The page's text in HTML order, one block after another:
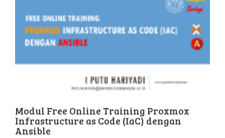
Modul Free Online Training Proxmox
Infrastructure as Code (IaC) dengan
Ansible